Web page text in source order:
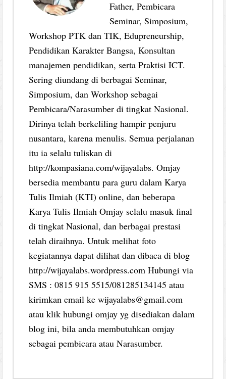
Father, Pembicara
Seminar, Simposium,
Workshop PTK dan TIK, Edupreneurship,
Pendidikan Karakter Bangsa, Konsultan
manajemen pendidikan, serta Praktisi ICT.
Sering diundang di berbagai Seminar,
Simposium, dan Workshop sebagai
Pembicara/Narasumber di tingkat Nasional.
Dirinya telah berkeliling hampir penjuru
nusantara, karena menulis. Semua perjalanan
itu ia selalu tuliskan di
http://kompasiana.com/wijayalabs. Omjay
bersedia membantu para guru dalam Karya
Tulis Ilmiah (KTI) online, dan beberapa
Karya Tulis Ilmiah Omjay selalu masuk final
di tingkat Nasional, dan berbagai prestasi
telah diraihnya. Untuk melihat foto
kegiatannya dapat dilihat dan dibaca di blog
http://wijayalabs.wordpress.com Hubungi via
SMS : 0815 915 5515/081285134145 atau
kirimkan email ke wijayalabs@gmail.com
atau klik hubungi omjay yg disediakan dalam
blog ini, bila anda membutuhkan omjay
sebagai pembicara atau Narasumber.